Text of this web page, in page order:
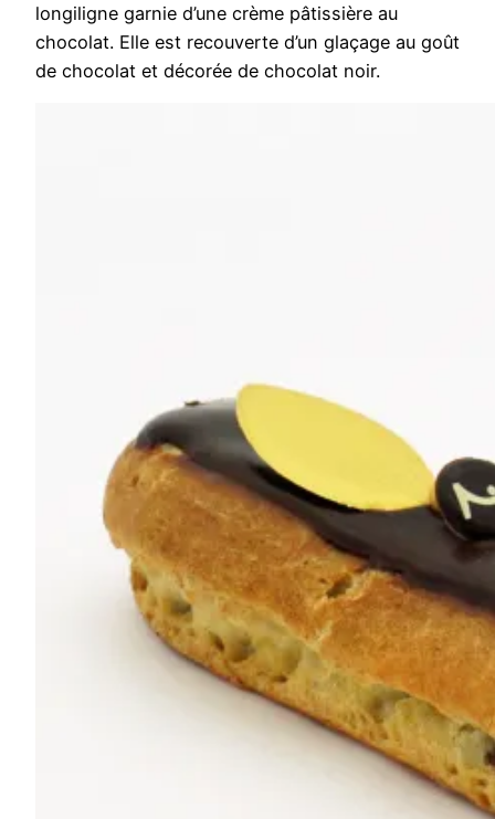
longiligne garnie d’une crème pâtissière au
chocolat. Elle est recouverte d’un glaçage au goût
de chocolat et décorée de chocolat noir.